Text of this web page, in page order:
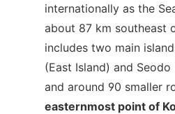
internationally as the
about 87 km southeast
includes two main
(East Island) and
and around 90 smaller
easternmost point of